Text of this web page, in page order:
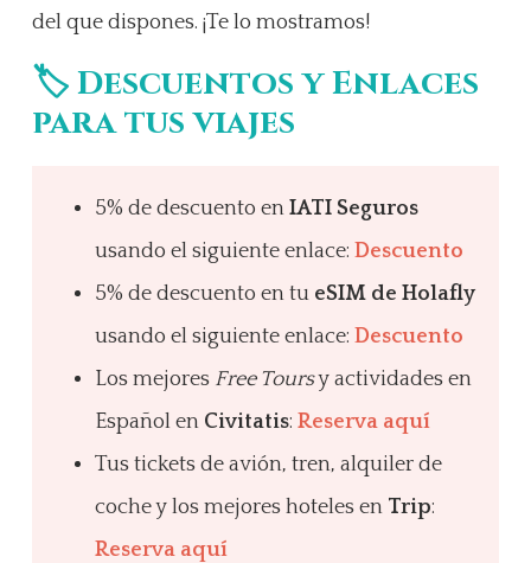
del que dispones. ¡Te lo mostramos!
🏷️ Descuentos y Enlaces
para tus viajes
5% de descuento en IATI Seguros
usando el siguiente enlace: Descuento
5% de descuento en tu eSIM de Holafly
usando el siguiente enlace: Descuento
Los mejores Free Toursy actividades en
Español en Civitatis: Reserva aquí
Tus tickets de avión, tren, alquiler de
coche y los mejores hoteles en Trip:
Reserva aquí